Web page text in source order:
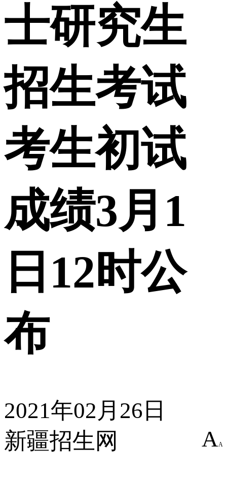
士研究生
招生考试
考生初试
成绩3月1
日12时公
布
2021年02月26日
新疆招生网
AA